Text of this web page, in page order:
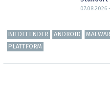
07.08.2026
BITDEFENDER ANDROID
PLATTFORM